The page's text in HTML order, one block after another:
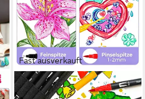
Fast ausverkauft
KITYHOME
Filzstift 120 Farben Dual Tip